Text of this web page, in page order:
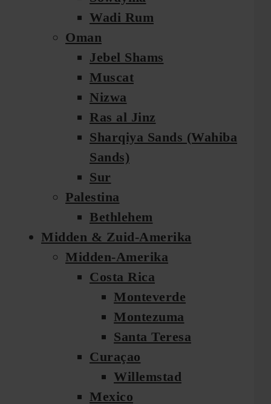
Wadi Rum
Oman
Jebel Shams
Muscat
Nizwa
Ras al Jinz
Sharqiya Sands (Wahiba
Sands)
Sur
Palestina
Bethlehem
Midden & Zuid-Amerika
Midden-Amerika
Costa Rica
Monteverde
Montezuma
Santa Teresa
Curaçao
Willemstad
Mexico